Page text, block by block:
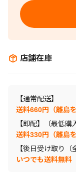
店舗在庫
【通常配送】
送料660円（離島
【即配】（最低購
送料330円（離島
【後日受け取り（
いつでも送料無料